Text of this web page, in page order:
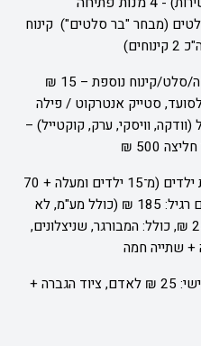
קינוח
כל מנת פתיחה/סלט/קינוח נוספת – 15 ₪
סטייק אנטרקוט / פילה
וויסקי, ערק, קוקטייל) –
500 ₪
ניתן בהקמת עמדת ילדים (מ־15 ילדים ומעלה + 70
מחיר מנה ביום רגיל: 185 ₪ (כולל מע"מ, לא
כולל: המבורגר, שניצלונים,
+ שתייה חמה
ציוד הגברה +